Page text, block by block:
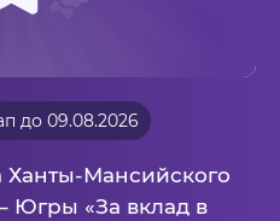
до 09.08.2026
Ханты-Мансийского
Югры «За вклад в